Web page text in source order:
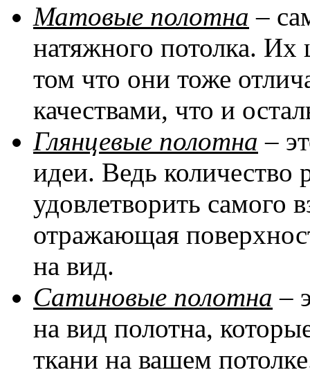
Матовые полотна –
натяжного потолка. Их
том что они тоже
качествами, что и
Глянцевые полотна –
идеи. Ведь количество
удовлетворить самого
отражающая
на вид.
Сатиновые полотна –
на вид полотна,
ткани на вашем